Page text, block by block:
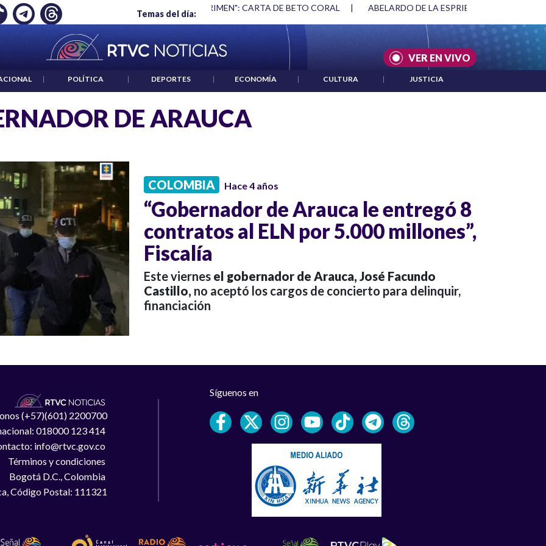
Temas del día:
EMPLEO: JP MORGAN "HABLAR NO ES UN CRIMEN": CARTA DE BETO CORAL | ABELARDO DE LA ESPRIELLA Y DMG
VER EN VIVO
| POLÍTICA | DEPORTES | ECONOMÍA | CULTURA | JUSTICIA
DE ARAUCA
COLOMBIA Hace 4 años
“Gobernador de Arauca le entregó 8
contratos al ELN por 5.000 millones”,
Fiscalía
Este viernes el gobernador de Arauca, José Facundo
Castillo, no aceptó los cargos de concierto para delinquir,
financiación
(+57)(601) 2200700
018000 123 414
info@rtvc.gov.co
Términos y condiciones
Bogotá D.C., Colombia
Código Postal: 111321
Síguenos en